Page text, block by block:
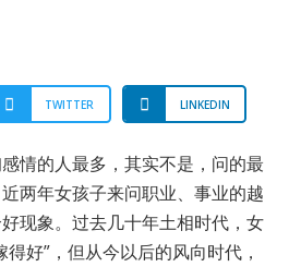
TWITTER LINKEDIN
情的人最多，其实不是，问的最
两年女孩子来问职业、事业的越
现象。过去几十年土相时代，女
好”，但从今以后的风向时代，